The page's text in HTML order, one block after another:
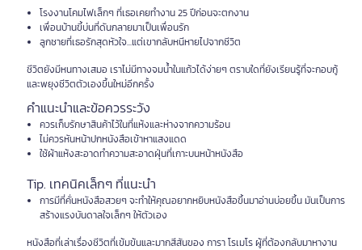
โรงงานโคมไฟเล็กๆ ที่เธอเคยทำงาน 25 ปีก่อนจะตกงาน
เพื่อนบ้านขี้บ่นที่ดันกลายมาเป็นเพื่อนรัก
ลูกชายที่เธอรักสุดหัวใจ...แต่เขากลับหนีหายไปจากชีวิต
ชีวิตยังมีหนทางเสมอ เราไม่มีทางจมน้ำในแก้วได้ง่ายๆ ตราบใดที่ยังเรียนรู้ที่จะกอบกู้
และพยุงชีวิตตัวเองขึ้นใหม่อีกครั้ง
คำแนะนำและข้อควรระวัง
ควรเก็บรักษาสินค้าไว้ในที่แห้งและห่างจากความร้อน
ไม่ควรหันหน้าปกหนังสือเข้าหาแสงแดด
ใช้ผ้าแห้งสะอาดทำความสะอาดฝุ่นที่เกาะบนหน้าหนังสือ
Tip. เทคนิคเล็กๆ ที่แนะนำ
การมีที่คั่นหนังสือสวยๆ จะทำให้คุณอยากหยิบหนังสือขึ้นมาอ่านบ่อยขึ้น มันเป็นการ
สร้างแรงบันดาลใจเล็กๆ ให้ตัวเอง
หนังสือที่เล่าเรื่องชีวิตที่เข้มข้นและมากสีสันของ การา โรเมโร ผู้ที่ต้องกลับมาหางาน